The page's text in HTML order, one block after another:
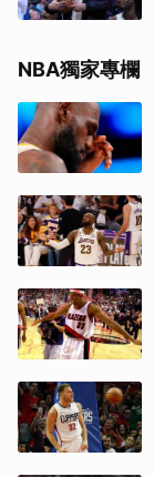
NBA獨家專欄